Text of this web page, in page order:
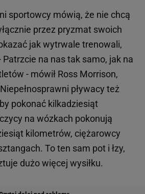
sportowcy mówią, że nie chcą
przez pryzmat swoich
jak wytrwale trenowali,
na nas tak samo, jak na
- mówił Ross Morrison,
pływacy też
pokonać kilkadziesiąt
na wózkach pokonują
kilometrów, ciężarowcy
To ten sam pot i łzy,
dużo więcej wysiłku.